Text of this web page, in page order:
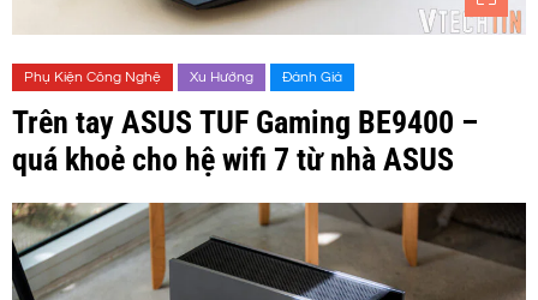
Phụ Kiện Công Nghệ Xu Hướng Đánh Giá
Trên tay ASUS TUF Gaming BE9400 –
quá khoẻ cho hệ wifi 7 từ nhà ASUS